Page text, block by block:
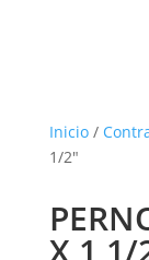
Inicio/
1/2″